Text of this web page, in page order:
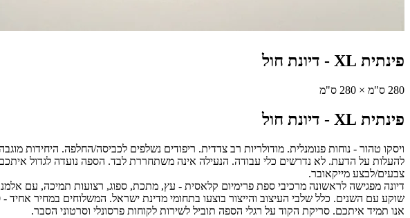
פינתית XL - דיונת חול
280 ס"מ × 280 ס"מ
פינתית XL - דיונת חול
ויסקו טהור - נוחות פנומנלית. מודולריות רב צדדית. ריפודים נשלפים לכביסה/החלפה. היחידות
להעלות על הדעת. לא נדרשים כלי עבודה. הנעילה אינה משתחררת לבד. הספה נועדה לגדול איתכם
צבעים/לבצע מייקאובר.
דיונה מפגישה לראשונה מרכיבי ספת פרימיום קלאסית - עץ, מתכת, ספוג, רצועות תמיכה, עם
שוקע עם השנים. כלל שלבי העיצוב והייצור בוצעו בתחומי מדינת ישראל. המשלוחים במחיר אחיד - 290 ש"ח ללא תוספות במעמד האספקה. החזרות עד 40 יום.
אנו תמיד איתכם. סריקת הקוד על רגלי הספה תוביל לשירות לקוחות פרסונלי וסרטוני הסבר.